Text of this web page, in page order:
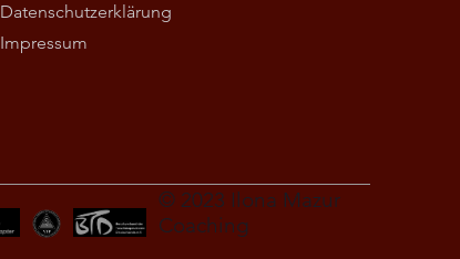
Datenschutzerklärung
Impressum
© 2023 Ilona Mazur
Coaching